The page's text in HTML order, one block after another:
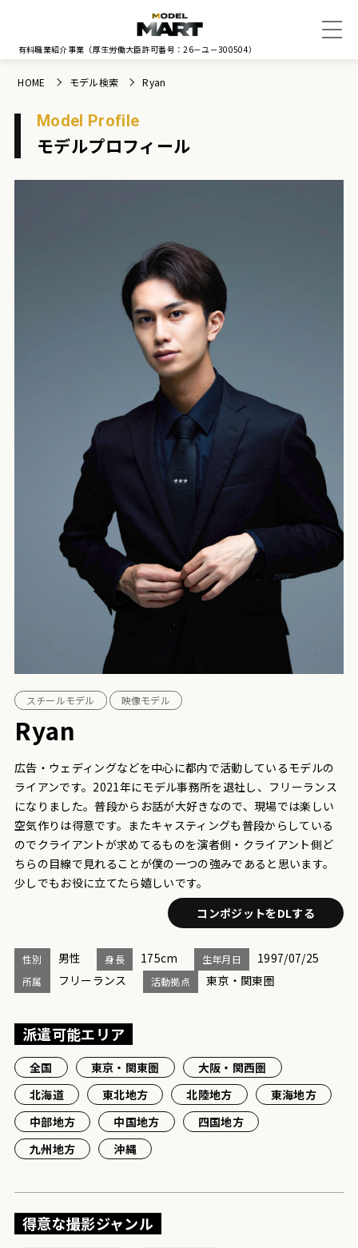
有料職業紹介事業 （厚生労働大臣許可番号：26－ユ－300504）
HOME モデル検索 Ryan
Model Profile
モデルプロフィール
スチールモデル 映像モデル
Ryan
広告・ウェディングなどを中心に都内で活動しているモデルの
ライアンです。2021年にモデル事務所を退社し、フリーランス
になりました。普段からお話が大好きなので、現場では楽しい
空気作りは得意です。またキャスティングも普段からしている
のでクライアントが求めてるものを演者側・クライアント側ど
ちらの目線で見れることが僕の一つの強みであると思います。
少しでもお役に立てたら嬉しいです。
コンポジットをDLする
性別 男性 身長 175cm 生年月日 1997/07/25
所属 フリーランス 活動拠点 東京・関東圏
派遣可能エリア
全国 東京・関東圏
大阪・関西圏
北海道
東北地方 北陸地方
東海地方
中部地方
中国地方
四国地方
九州地方
沖縄
得意な撮影ジャンル